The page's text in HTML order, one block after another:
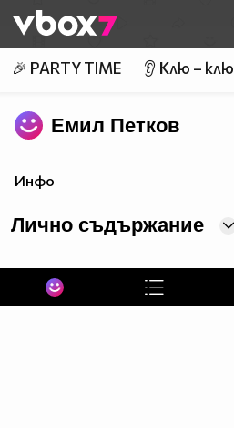
👾
🎉 PARTY TIME 👂 Клю – клю
Емил Петков
Инфо
Лично съдържание